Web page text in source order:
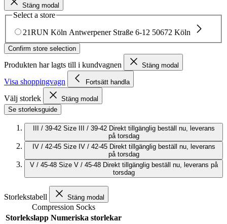
Stäng modal
Select a store
21RUN Köln Antwerpener Straße 6-12 50672 Köln
Confirm store selection
Produkten har lagts till i kundvagnen Stäng modal
Visa shoppingvagn Fortsätt handla
Välj storlek
Stäng modal
Se storleksguide
III / 39-42 Size III / 39-42 Direkt tillgänglig beställ nu, leverans
på torsdag
IV / 42-45 Size IV / 42-45 Direkt tillgänglig beställ nu, leverans
på torsdag
V / 45-48 Size V / 45-48 Direkt tillgänglig beställ nu, leverans på
torsdag
Storlekstabell Stäng modal
Compression Socks
Storlekslapp Numeriska storlekar